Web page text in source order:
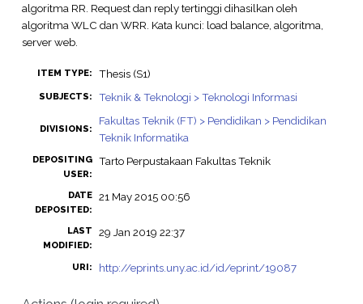
algoritma RR. Request dan reply tertinggi dihasilkan oleh
algoritma WLC dan WRR. Kata kunci: load balance, algoritma,
server web.
ITEM TYPE: Thesis (S1)
SUBJECTS: Teknik & Teknologi > Teknologi Informasi
DIVISIONS:
Fakultas Teknik (FT) > Pendidikan > Pendidikan
Teknik Informatika
DEPOSITING
USER:
Tarto Perpustakaan Fakultas Teknik
DATE
DEPOSITED:
21 May 2015 00:56
LAST
MODIFIED:
29 Jan 2019 22:37
URI: http://eprints.uny.ac.id/id/eprint/19087